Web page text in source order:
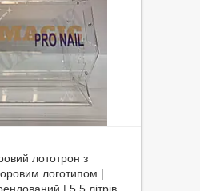
лототрон з
логотипом |